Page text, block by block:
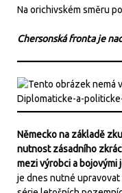
Na orichivském směru
Chersonská fronta je
Německo na základě
nutnost zásadního
mezi výrobci a bojovými
je dnes nutné